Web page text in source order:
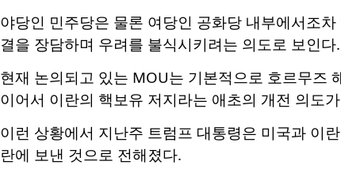
야당인 민주당은 물론 여당인 공화당 내부에서조
결을 장담하며 우려를 불식시키려는 의도로 보인다.
현재 논의되고 있는 MOU는 기본적으로 호르무즈
이어서 이란의 핵보유 저지라는 애초의 개전 의도
이런 상황에서 지난주 트럼프 대통령은 미국과 이
란에 보낸 것으로 전해졌다.